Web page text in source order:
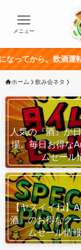
メニュー
飲酒運転は法律で禁
ホーム 飲み会ネタ
人気の『酒』が
場。毎日お得な
ムセール
【ヤスイイね】
酒』のお得なク
ムセール情